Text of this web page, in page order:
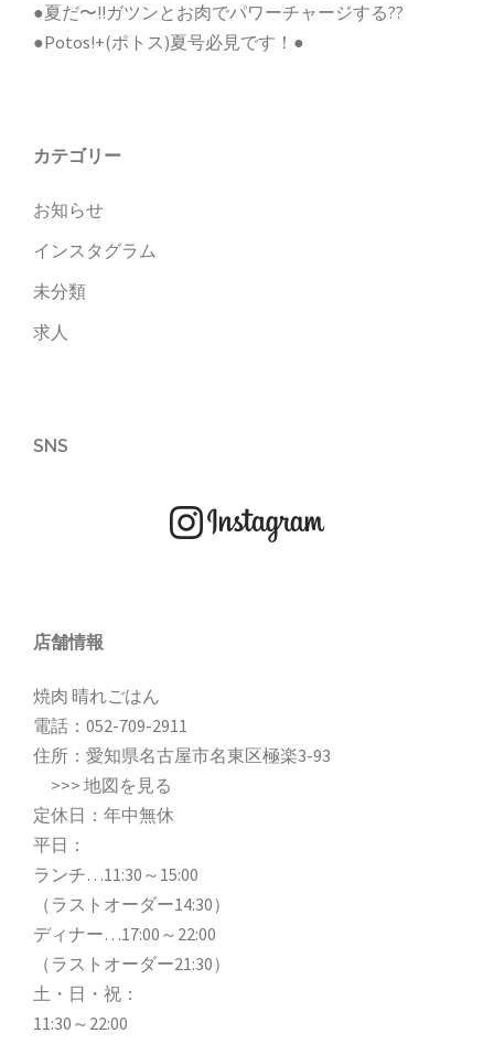
●夏だ〜!!ガツンとお肉でパワーチャージする??
●Potos!+(ポトス)夏号必見です！●
カテゴリー
お知らせ
インスタグラム
未分類
求人
SNS
店舗情報
焼肉 晴れごはん
電話： 052-709-2911
住所：愛知県名古屋市名東区極楽3-93
>>> 地図を見る
定休日：年中無休
平日：
ランチ…11:30～15:00
（ラストオーダー14:30）
ディナー…17:00～22:00
（ラストオーダー21:30）
土・日・祝：
11:30～22:00